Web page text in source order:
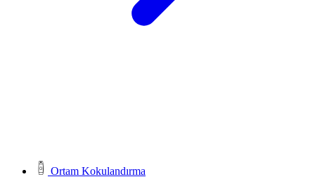
Ortam Kokulandırma